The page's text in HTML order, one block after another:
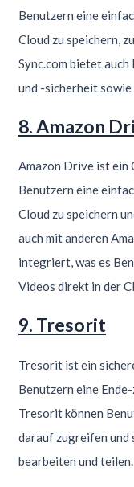
Benutzern eine
Cloud zu speichern,
Sync.com bietet
und -sicherheit
8. Amazon
Amazon Drive ist ein
Benutzern eine
Cloud zu speichern
auch mit anderen
integriert, was es
Videos direkt in der
9. Tresorit
Tresorit ist ein
Benutzern eine
Tresorit können
darauf zugreifen und
bearbeiten und teilen.